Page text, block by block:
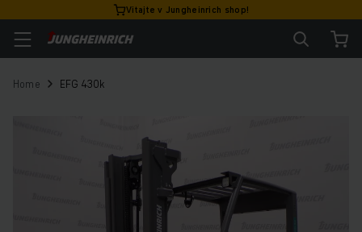
Vitajte v Jungheinrich shop!
Home EFG 430k